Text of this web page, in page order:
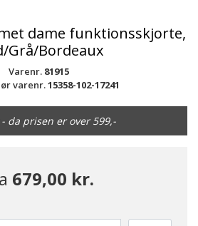
dame funktionsskjorte,
Grå/Bordeaux
Varenr. 81915
varenr.15358-102-17241
da prisen er over 599,-
679,00 kr.